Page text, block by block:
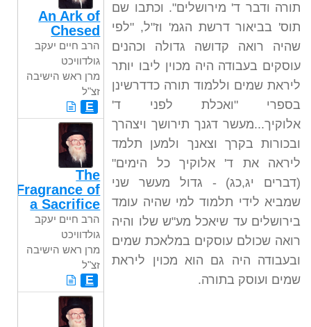
תורה ודבר ד' מירושלים". וכתבו שם
תוס' בביאור דרשת הגמ' וז"ל, "לפי
שהיה רואה קדושה גדולה וכהנים
עוסקים בעבודה היה מכוין ליבו יותר
ליראת שמים וללמוד תורה כדדרשינן
בספרי "ואכלת לפני ד'
אלוקיך...מעשר דגנך תירושך ויצהרך
ובכורות בקרך וצאנך ולמען תלמד
ליראה את ד' אלוקיך כל הימים"
(דברים יג,כג) - גדול מעשר שני
שמביא לידי תלמוד למי שהיה עומד
בירושלים עד שיאכל מע"ש שלו והיה
רואה שכולם עוסקים במלאכת שמים
ובעבודה היה גם הוא מכוין ליראת
שמים ועוסק בתורה.
An Ark of
Chesed
הרב חיים יעקב
גולדוויכט
מרן ראש הישיבה
זצ"ל
E
The
Fragrance of
a Sacrifice
הרב חיים יעקב
גולדוויכט
מרן ראש הישיבה
זצ"ל
E